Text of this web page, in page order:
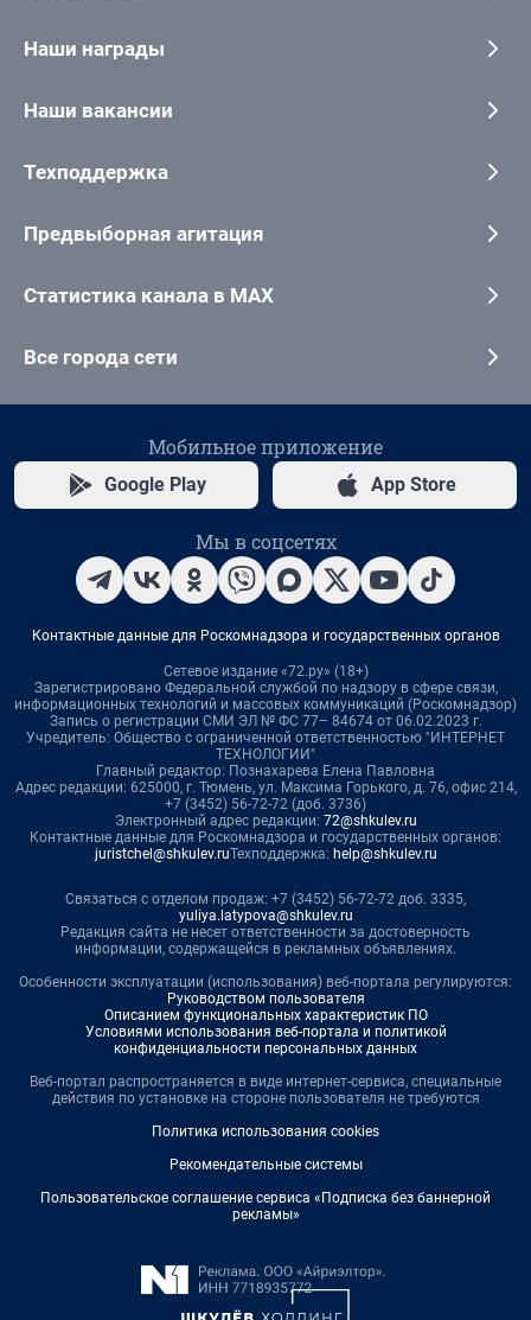
Наши награды
Наши вакансии
Техподдержка
Предвыборная агитация
Статистика канала в MAX
Все города сети
Мобильное приложение
Google Play App Store
Мы в соцсетях
Контактные данные для Роскомнадзора и государственных органов
Сетевое издание «72.ру» (18+)
Зарегистрировано Федеральной службой по надзору в сфере связи,
информационных технологий и массовых коммуникаций (Роскомнадзор)
Запись о регистрации СМИ ЭЛ № ФС 77– 84674 от 06.02.2023 г.
Учредитель: Общество с ограниченной ответственностью "ИНТЕРНЕТ
ТЕХНОЛОГИИ"
Главный редактор: Познахарева Елена Павловна
Адрес редакции: 625000, г. Тюмень, ул. Максима Горького, д. 76, офис 214,
+7 (3452) 56-72-72 (доб. 3736)
Электронный адрес редакции: 72@shkulev.ru
Контактные данные для Роскомнадзора и государственных органов:
juristchel@shkulev.ruТехподдержка: help@shkulev.ru
Связаться с отделом продаж: +7 (3452) 56-72-72 доб. 3335,
yuliya.latypova@shkulev.ru
Редакция сайта не несет ответственности за достоверность
информации, содержащейся в рекламных объявлениях.
Особенности эксплуатации (использования) веб-портала регулируются:
Руководством пользователя
Описанием функциональных характеристик ПО
Условиями использования веб-портала и политикой
конфиденциальности персональных данных
Веб-портал распространяется в виде интернет-сервиса, специальные
действия по установке на стороне пользователя не требуются
Политика использования cookies
Рекомендательные системы
Пользовательское соглашение сервиса «Подписка без баннерной
рекламы»